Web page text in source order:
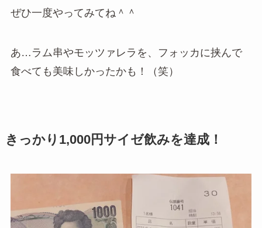
ぜひ一度やってみてね＾＾
あ…ラム串やモッツァレラを、フォッカに挟んで
食べても美味しかったかも！（笑）
きっかり1,000円サイゼ飲みを達成！